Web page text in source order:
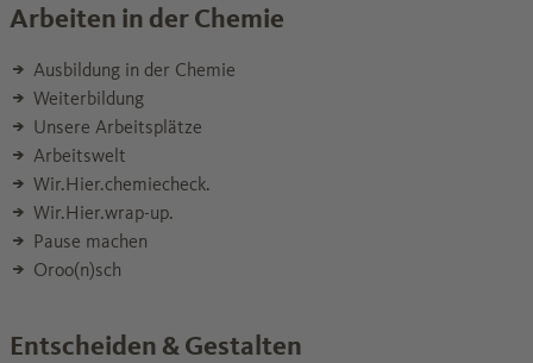
Arbeiten in der Chemie
Ausbildung in der Chemie
Weiterbildung
Unsere Arbeitsplätze
Arbeitswelt
Wir.Hier.chemiecheck.
Wir.Hier.wrap-up.
Pause machen
Oroo(n)sch
Entscheiden & Gestalten